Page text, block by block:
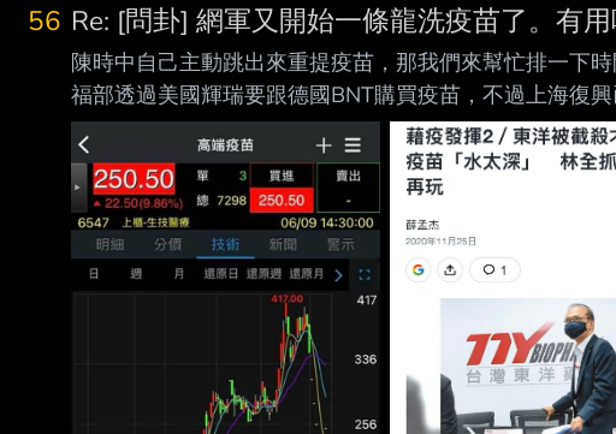
56 Re: [問卦] 網軍又開始一條龍洗疫苗了。有
陳時中自己主動跳出來重提疫苗，那我們來幫忙排一下
福部透過美國輝瑞要跟德國BNT購買疫苗，不過上海復
跟民進黨說，請去找上海復興談，但民進黨因為抗 拒接
橋樑，接手與上海復興的採購。 2020年10月，指揮中
從未想買超過1000萬劑， 林全不爽的說。 這時間到隔
簡言之就是 民進黨各方派系各顯神通，都想吃到疫苗採